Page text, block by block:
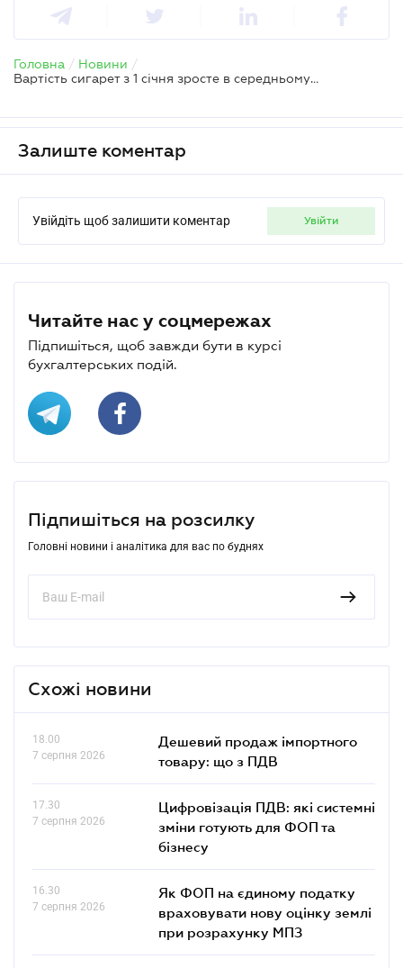
Головна / Новини /
Вартість сигарет з 1 січня зросте в середньому на 40 грн – рекомендовано прийняти Закон
Залиште коментар
Увійдіть щоб залишити коментар увійти
Читайте нас у соцмережах
Підпишіться, щоб завжди бути в курсі
бухгалтерських подій.
Підпишіться на розсилку
Головні новини і аналітика для вас по буднях
Схожі новини
18.00
7 серпня 2026
Дешевий продаж імпортного
товару: що з ПДВ
17.30
7 серпня 2026
Цифровізація ПДВ: які системні
зміни готують для ФОП та
бізнесу
16.30
7 серпня 2026
Як ФОП на єдиному податку
враховувати нову оцінку землі
при розрахунку МПЗ